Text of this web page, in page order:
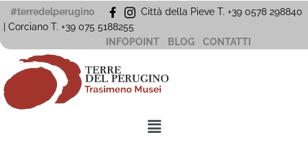
Vai
al
#terredelperugino
Città della Pieve T. +39 0578 298840
| Corciano T. +39 075 5188255
INFOPOINT
BLOG CONTATTI
Menu